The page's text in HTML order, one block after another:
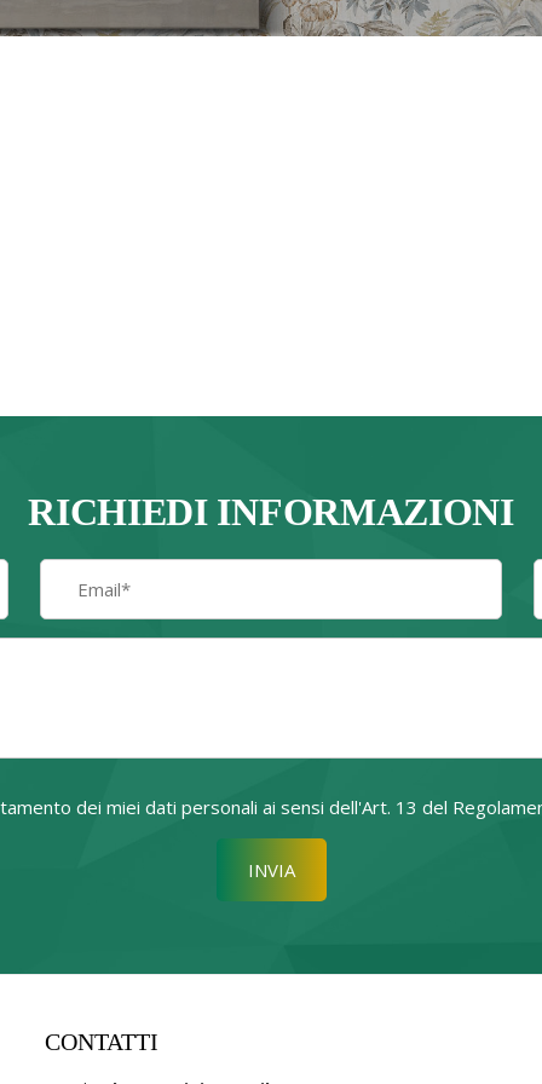
RICHIEDI INFORMAZIONI
dei miei dati personali ai sensi dell'Art. 13 del
Si prega di lasciare vuoto
CONTATTI